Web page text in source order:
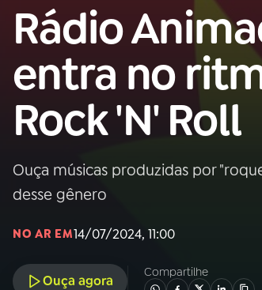
Buscar
na
Rádio
MEC
AO
01 INÍCIO
A RÁDIO
04PROGRAMAS
Rádio
entra no
Rock 'N' Roll
Ouça músicas produzidas por
desse gênero
NO AR EM14/07/2024, 11:00
Ouça agora
Compartilhe